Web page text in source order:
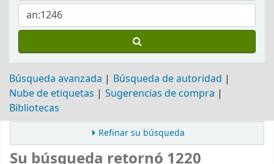
Búsqueda avanzada
Búsqueda de autoridad
Nube de etiquetas
Sugerencias de compra
Bibliotecas
Refinar su búsqueda
Su búsqueda retornó 1220